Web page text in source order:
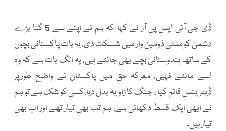
ڈی جی آئی ایس پی آر نے کہا کہ ہم نے اپنے سے 5 گنا بڑے
دشمن کو ملٹی ڈومین وار میں شسکت دی، یہ بات پاکستانی بچوں
کے ساتھ ہندوستانی بچے بھی جانتے ہیں، یہ الگ بات ہے کہ وہ
اسے مانتے نہیں، معرکہ حق میں پاکستان نے واضح طورپر
ڈیٹرینس قائم کیا ، جنگ کا زاویہ بدل دیا،کسی کو شک ہے تو ہم
نے ابھی ایک قسط دکھائی ہے، ہم تب بھی تیار تھے اور اب بھی
تیار ہیں۔